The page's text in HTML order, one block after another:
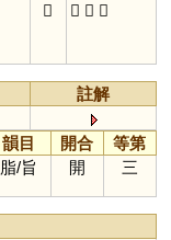
𤉡 𧰽 兕 𠒅
註解
韻目 開合
等第
脂/旨 開 三